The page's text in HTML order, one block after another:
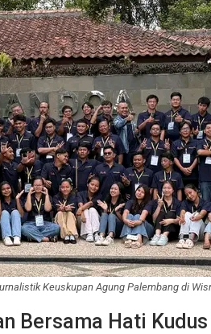
Keuskupan Agung Palembang di
Bersama Hati Kudus